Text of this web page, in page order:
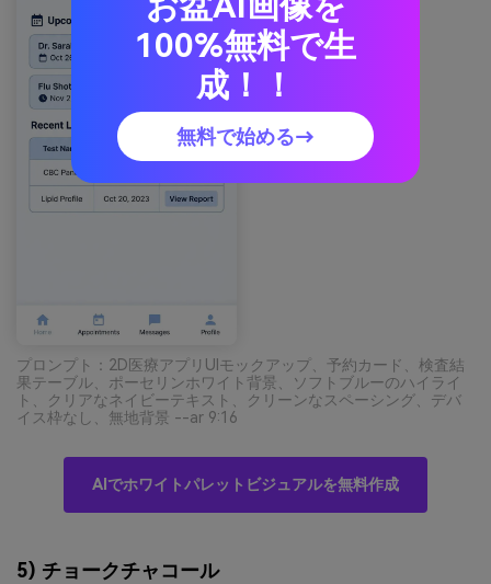
プロンプト：2D医療アプリUIモックアップ、予約カード、検査結
果テーブル、ポーセリンホワイト背景、ソフトブルーのハイライ
ト、クリアなネイビーテキスト、クリーンなスペーシング、デバ
イス枠なし、無地背景 --ar 9:16
AIでホワイトパレットビジュアルを無料作成
5) チョークチャコール
100%無料で生
成！！
無料で始める→